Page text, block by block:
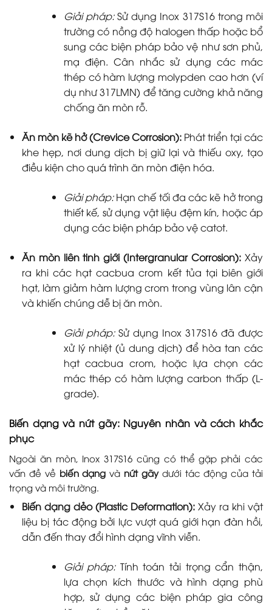
Giải pháp:Sử dụng Inox 317S16 trong môi
trường có nồng độ halogen thấp hoặc bổ
sung các biện pháp bảo vệ như sơn phủ,
mạ điện. Cân nhắc sử dụng các mác
thép có hàm lượng molypden cao hơn (ví
dụ như 317LMN) để tăng cường khả năng
chống ăn mòn rỗ.
Ăn mòn kẽ hở (Crevice Corrosion):Phát triển tại các
khe hẹp, nơi dung dịch bị giữ lại và thiếu oxy, tạo
điều kiện cho quá trình ăn mòn điện hóa.
Giải pháp:Hạn chế tối đa các kẽ hở trong
thiết kế, sử dụng vật liệu đệm kín, hoặc áp
dụng các biện pháp bảo vệ catot.
Ăn mòn liên tinh giới (Intergranular Corrosion): Xảy
ra khi các hạt cacbua crom kết tủa tại biên giới
hạt, làm giảm hàm lượng crom trong vùng lân cận
và khiến chúng dễ bị ăn mòn.
Giải pháp:Sử dụng Inox 317S16 đã được
xử lý nhiệt (ủ dung dịch) để hòa tan các
hạt cacbua crom, hoặc lựa chọn các
mác thép có hàm lượng carbon thấp (L-
grade).
Biến dạng và nứt gãy: Nguyên nhân và cách khắc
phục
Ngoài ăn mòn, Inox 317S16 cũng có thể gặp phải các
vấn đề về biến dạng và nứt gãydưới tác động của tải
trọng và môi trường.
Biến dạng dẻo (Plastic Deformation):Xảy ra khi vật
liệu bị tác động bởi lực vượt quá giới hạn đàn hồi,
dẫn đến thay đổi hình dạng vĩnh viễn.
Giải pháp:Tính toán tải trọng cẩn thận,
lựa chọn kích thước và hình dạng phù
hợp, sử dụng các biện pháp gia công